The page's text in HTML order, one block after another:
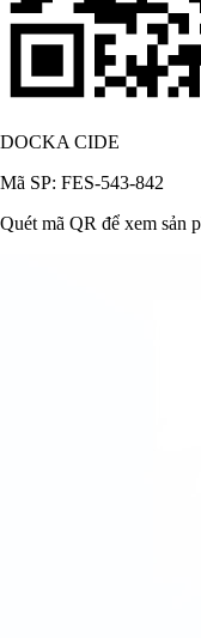
DOCKA CIDE
Mã SP: FES-543-842
Quét mã QR để xem sản